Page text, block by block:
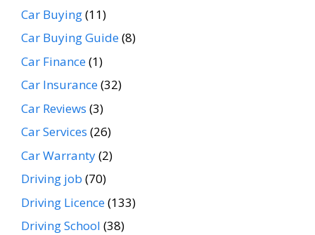
Car Buying(11)
Car Buying Guide(8)
Car Finance(1)
Car Insurance(32)
Car Reviews (3)
Car Services (26)
Car Warranty(2)
Driving job (70)
Driving Licence(133)
Driving School (38)